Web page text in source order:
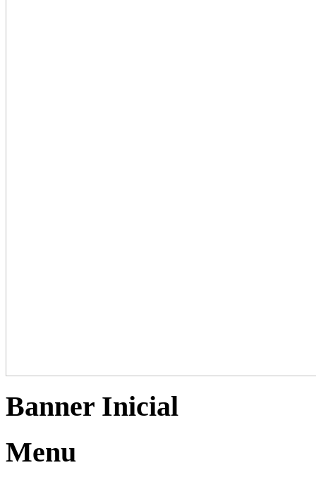
Banner Inicial
Menu